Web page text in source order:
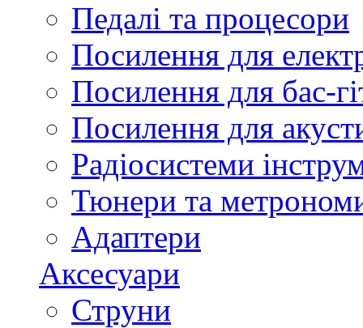
Педалі та процесори
Посилення для
Посилення для бас-
Посилення для
Радіосистеми
Тюнери та
Адаптери
Аксесуари
Струни